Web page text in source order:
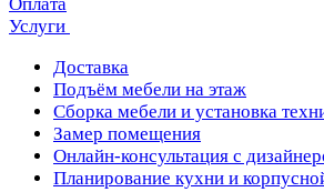
Услуги
Доставка
Подъём мебели на этаж
Сборка мебели и установка
Замер помещения
Онлайн-консультация с
Планирование кухни и